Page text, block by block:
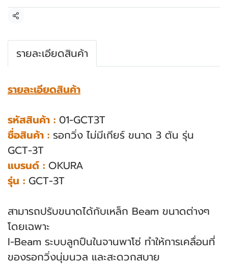
แชร์
รายละเอียดสินค้า
รายละเอียดสินค้า
รหัสสินค้า : 01-GCT3T
ชื่อสินค้า : รอกวิ่ง ไม่มีเกียร์ ขนาด 3 ตัน รุ่น
GCT-3T
แบรนด์ : OKURA
รุ่น : GCT-3T
สามารถปรับขนาดได้กับเหล็ก Beam ขนาดต่างๆ
โดยเฉพาะ
I-Beam ระบบลูกปืนในจานพาโซ่ ทําให้การเคลื่อนที่
ของรอกวิ่งนุ่มนวล และสะดวกสบาย